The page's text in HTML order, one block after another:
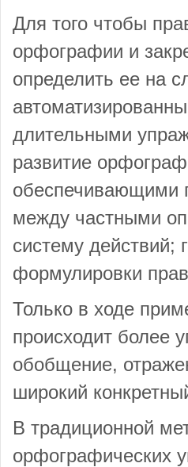
Для того чтобы
орфографии и
определить ее на
длительными
развитие
обеспечивающими
между частными
систему действий;
формулировки
Только в ходе
происходит более
обобщение,
широкий
В традиционной
орфографических